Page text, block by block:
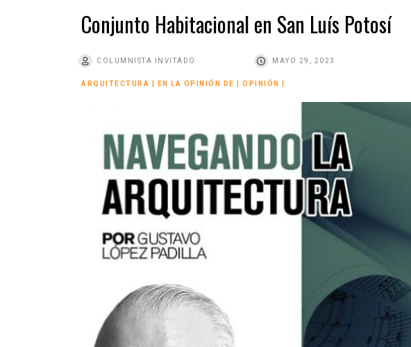
Conjunto Habitacional en San Luís Potosí
COLUMNISTA INVITADO MAYO 29, 2023
ARQUITECTURA EN LA OPINIÓN DE OPINIÓN